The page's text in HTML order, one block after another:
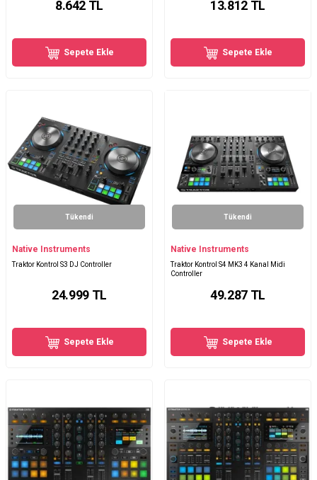
8.642 TL
Sepete Ekle
13.812TL
Sepete Ekle
Tükendi
Native Instruments
Traktor Kontrol S3 DJ Controller
24.999TL
Sepete Ekle
Tükendi
Native Instruments
Traktor Kontrol S4 MK3 4 Kanal Midi
Controller
49.287TL
Sepete Ekle